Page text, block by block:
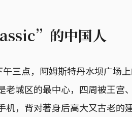
的中国人
午三点，阿姆斯特丹水坝广场
老城区的最中心，四周被王宫
机，背对著身后高大又古老的